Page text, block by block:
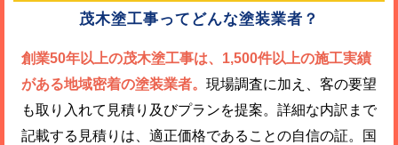
茂木塗工事ってどんな塗装業者？
創業50年以上の茂木塗工事は、1,500件以上の施工実績
がある地域密着の塗装業者。 現場調査に加え、客の要望
も取り入れて見積り及びプランを提案。詳細な内訳まで
記載する見積りは、適正価格であることの自信の証。国